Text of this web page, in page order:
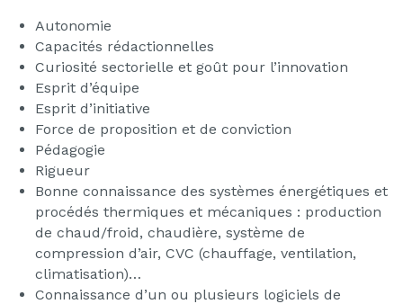
Autonomie
Capacités rédactionnelles
Curiosité sectorielle et goût pour l’innovation
Esprit d’équipe
Esprit d’initiative
Force de proposition et de conviction
Pédagogie
Rigueur
Bonne connaissance des systèmes énergétiques et
procédés thermiques et mécaniques : production
de chaud/froid, chaudière, système de
compression d’air, CVC (chauffage, ventilation,
climatisation)…
Connaissance d’un ou plusieurs logiciels de